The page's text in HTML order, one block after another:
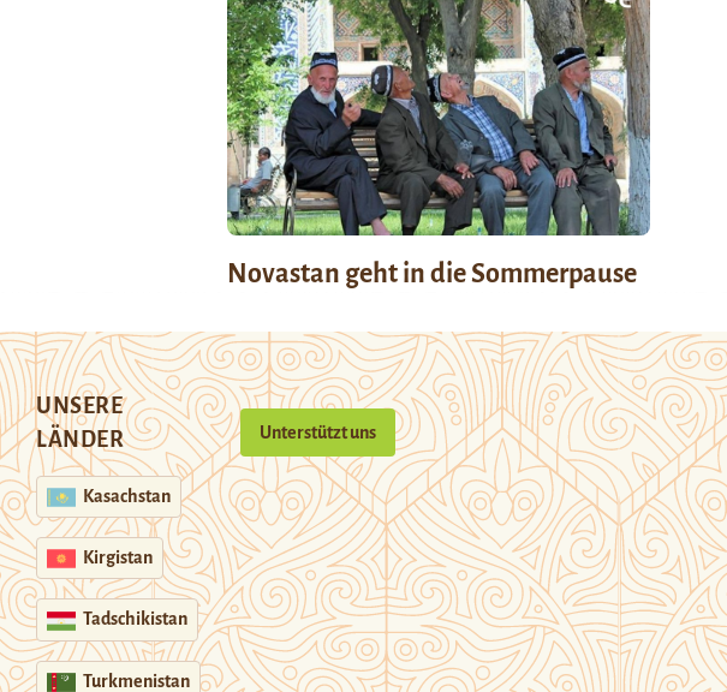
Novastan geht in die Sommerpause
UNSERE
LÄNDER
Kasachstan
Kirgistan
Tadschikistan
Turkmenistan
Unterstützt uns